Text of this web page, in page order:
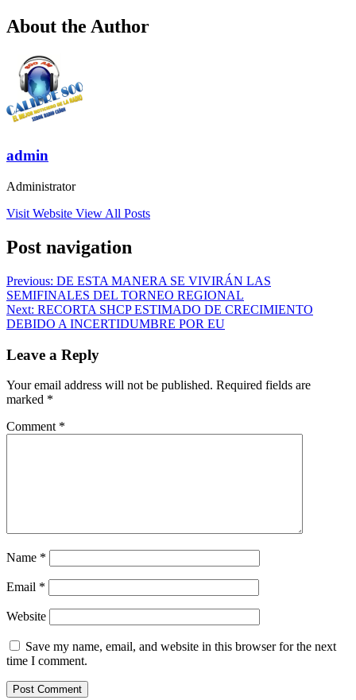
About the Author
admin
Administrator
Visit Website View All Posts
Post navigation
Previous: DE ESTA MANERA SE VIVIRÁN LAS
SEMIFINALES DEL TORNEO REGIONAL
Next: RECORTA SHCP ESTIMADO DE CRECIMIENTO
DEBIDO A INCERTIDUMBRE POR EU
Leave a Reply
Your email address will not be published. Required fields are
marked *
Comment *
Name *
Email *
Website
Save my name, email, and website in this browser for the next
time I comment.